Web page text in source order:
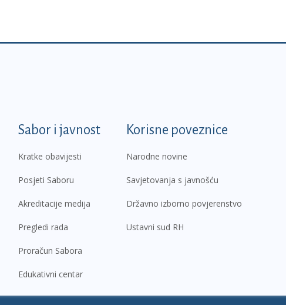
Sabor i javnost
Kratke obavijesti
Posjeti Saboru
Akreditacije medija
Pregledi rada
Proračun Sabora
Edukativni centar
Korisne poveznice
Narodne novine
Savjetovanja s javnošću
Državno izborno povjerenstvo
Ustavni sud RH